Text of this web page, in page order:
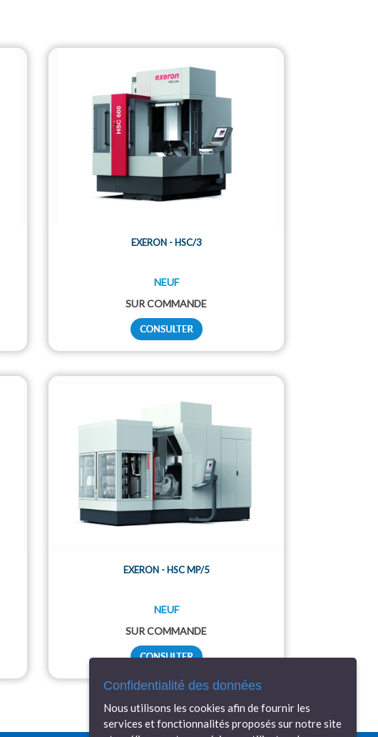
EXERON - HSC/3
NEUF
SUR COMMANDE
EXERON - HSC MP/5
NEUF
SUR COMMANDE
Confidentialité des données
Nous utilisons les cookies afin de fournir les
services et fonctionnalités proposés sur notre site